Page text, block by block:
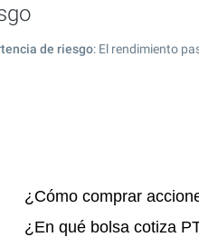
de riesgo: El rendimiento
¿Cómo comprar
¿En qué bolsa cotiza